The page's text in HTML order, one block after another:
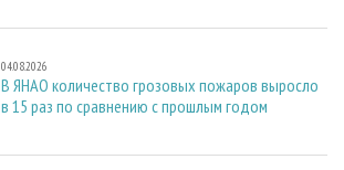
04.08.2026
В ЯНАО количество грозовых пожаров выросло
в 15 раз по сравнению с прошлым годом